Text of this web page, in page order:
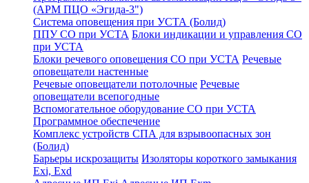
(АРМ ПЦО «Эгида-3")
Система оповещения при УСТА (Болид)
ППУ СО при УСТА Блоки индикации и управления СО
при УСТА
Блоки речевого оповещения СО при УСТА Речевые
оповещатели настенные
Речевые оповещатели потолочные Речевые
оповещатели всепогодные
Вспомогательное оборудование СО при УСТА
Программное обеспечение
Комплекс устройств СПА для взрывоопасных зон
(Болид)
Барьеры искрозащиты Изоляторы короткого замыкания
Exi, Exd